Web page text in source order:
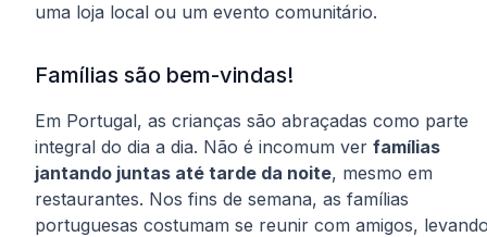
uma loja local ou um evento comunitário.
Famílias são bem-vindas!
Em Portugal, as crianças são abraçadas como parte
integral do dia a dia. Não é incomum ver famílias
jantando juntas até tarde da noite, mesmo em
restaurantes. Nos fins de semana, as famílias
portuguesas costumam se reunir com amigos,